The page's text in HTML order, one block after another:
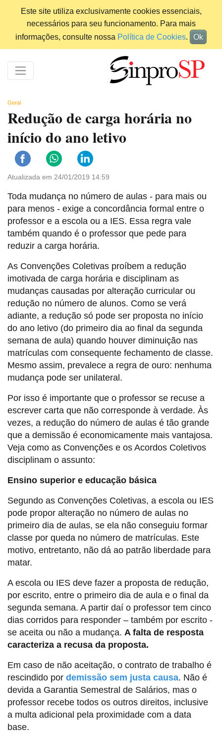
Este site utiliza exclusivamente cookies essenciais,
necessários para seu funcionamento. Para mais
informações, consulte nossa Política de Cookies. Ok
Geral
Redução de carga horária no
início do ano letivo
Atualizada em 24/01/2019 14:59
Toda mudança no número de aulas - para mais ou
para menos - exige a concordância formal entre o
professor e a escola ou a IES. Essa regra vale
também quando é o professor que pede para
reduzir a carga horária.
As Convenções Coletivas proíbem a redução
imotivada de carga horária e disciplinam as
mudanças causadas por alteração curricular ou
redução no número de alunos. Como se verá
adiante, a redução só pode ser proposta no início
do ano letivo (do primeiro dia ao final da segunda
semana de aula) quando houver diminuição nas
matrículas com consequente fechamento de classe.
Mesmo assim, prevalece a regra de ouro: nenhuma
mudança pode ser unilateral.
Por isso é importante que o professor se recuse a
escrever carta que não corresponde à verdade. Às
vezes, a redução do número de aulas é tão grande
que a demissão é economicamente mais vantajosa.
Veja como as Convenções e os Acordos Coletivos
disciplinam o assunto:
Ensino superior e educação básica
Segundo as Convenções Coletivas, a escola ou IES
pode propor alteração no número de aulas no
primeiro dia de aulas, se ela não conseguiu formar
classe por queda no número de matrículas. Este
motivo, entretanto, não dá ao patrão liberdade para
matar.
A escola ou IES deve fazer a proposta de redução,
por escrito, entre o primeiro dia de aula e o final da
segunda semana. A partir daí o professor tem cinco
dias corridos para responder – também por escrito -
se aceita ou não a mudança. A falta de resposta
caracteriza a recusa da proposta.
Em caso de não aceitação, o contrato de trabalho é
rescindido por demissão sem justa causa. Não é
devida a Garantia Semestral de Salários, mas o
professor recebe todos os outros direitos, inclusive
a multa adicional pela proximidade com a data
base.